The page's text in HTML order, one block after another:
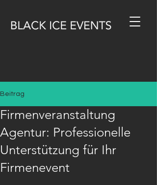
Beitrag
Firmenveranstaltung
Agentur: Professionelle
Unterstützung für Ihr
Firmenevent